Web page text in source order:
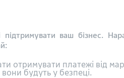
ваш бізнес.
отримувати платежі від
будуть у безпеці.